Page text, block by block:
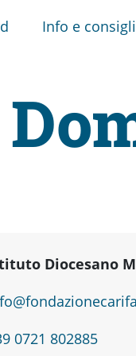
Info e consigli
Diocesano
0721 802885